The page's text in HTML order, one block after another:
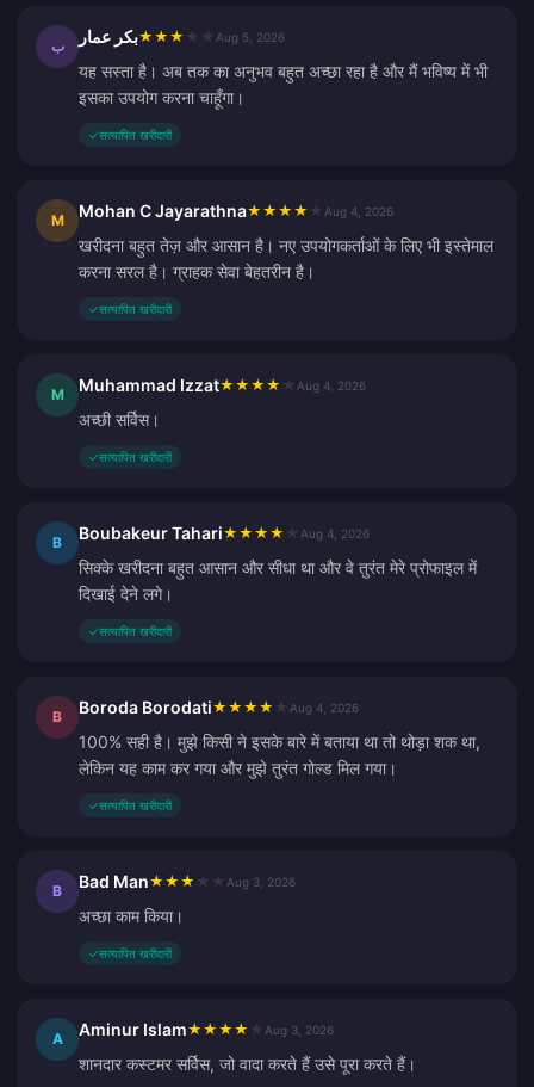
ب بكر عمار★ ★ ★ Aug 5, 2026
यह सस्ता है। अब तक का अनुभव बहुत अच्छा रहा है और मैं भविष्य में भी
इसका उपयोग करना चाहूँगा।
✓सत्यापित खरीदारी
M Mohan C Jayarathna★ ★ ★ ★ Aug 4, 2026
खरीदना बहुत तेज़ और आसान है। नए उपयोगकर्ताओं के लिए भी इस्तेमाल
करना सरल है। ग्राहक सेवा बेहतरीन है।
✓सत्यापित खरीदारी
M Muhammad Izzat★ ★ ★ ★ Aug 4, 2026
अच्छी सर्विस।
✓सत्यापित खरीदारी
B Boubakeur Tahari★ ★ ★ ★ Aug 4, 2026
सिक्के खरीदना बहुत आसान और सीधा था और वे तुरंत मेरे प्रोफाइल में
दिखाई देने लगे।
✓सत्यापित खरीदारी
B Boroda Borodati★ ★ ★ ★ Aug 4, 2026
100% सही है। मुझे किसी ने इसके बारे में बताया था तो थोड़ा शक था,
लेकिन यह काम कर गया और मुझे तुरंत गोल्ड मिल गया।
✓सत्यापित खरीदारी
B Bad Man★ ★ ★ Aug 3, 2026
अच्छा काम किया।
✓सत्यापित खरीदारी
A Aminur Islam★ ★ ★ ★ Aug 3, 2026
शानदार कस्टमर सर्विस, जो वादा करते हैं उसे पूरा करते हैं।